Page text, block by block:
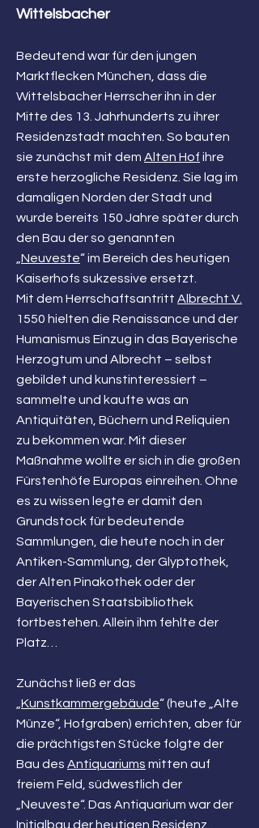
Wittelsbacher
Bedeutend war für den jungen
Marktflecken München, dass die
Wittelsbacher Herrscher ihn in der
Mitte des 13. Jahrhunderts zu ihrer
Residenzstadt machten. So bauten
sie zunächst mit dem Alten Hof ihre
erste herzogliche Residenz. Sie lag im
damaligen Norden der Stadt und
wurde bereits 150 Jahre später durch
den Bau der so genannten
Neuveste“ im Bereich des heutigen
Kaiserhofs sukzessive ersetzt.
Mit dem Herrschaftsantritt Albrecht V.
1550 hielten die Renaissance und der
Humanismus Einzug in das Bayerische
Herzogtum und Albrecht – selbst
gebildet und kunstinteressiert –
sammelte und kaufte was an
Antiquitäten, Büchern und Reliquien
zu bekommen war. Mit dieser
Maßnahme wollte er sich in die großen
Fürstenhöfe Europas einreihen. Ohne
es zu wissen legte er damit den
Grundstock für bedeutende
Sammlungen, die heute noch in der
Antiken-Sammlung, der Glyptothek,
der Alten Pinakothek oder der
Bayerischen Staatsbibliothek
fortbestehen. Allein ihm fehlte der
Platz…
Zunächst ließ er das
Kunstkammergebäude“ (heute „Alte
Münze“, Hofgraben) errichten, aber für
die prächtigsten Stücke folgte der
Bau des Antiquariums mitten auf
freiem Feld, südwestlich der
„Neuveste“. Das Antiquarium war der
Initialbau der heutigen Residenz.